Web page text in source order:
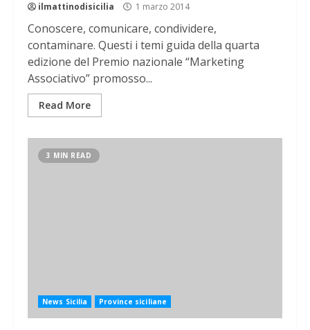
ilmattinodisicilia 1 marzo 2014
Conoscere, comunicare, condividere,
contaminare. Questi i temi guida della quarta
edizione del Premio nazionale “Marketing
Associativo” promosso...
Read More
3 MIN READ
News Sicilia Province siciliane